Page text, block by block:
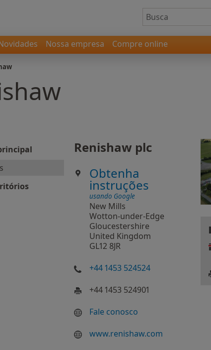
Nossa empresa Compre online
Renishaw plc
Obtenha
instruções
usando Google
New Mills
Wotton-under-Edge
Gloucestershire
United Kingdom
GL12 8JR
+44 1453 524524
+44 1453 524901
Fale conosco
www.renishaw.com